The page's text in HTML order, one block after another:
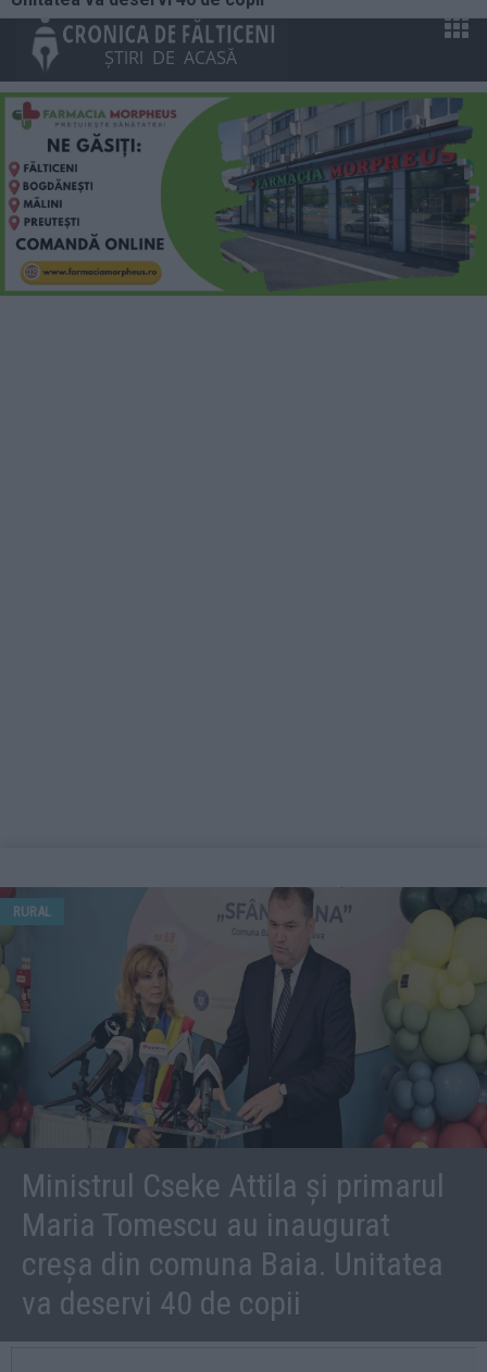
RURAL
Ministrul Cseke Attila și primarul
Maria Tomescu au inaugurat
creșa din comuna Baia. Unitatea
va deservi 40 de copii